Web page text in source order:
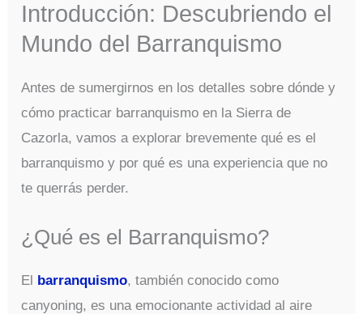
Introducción: Descubriendo el
Mundo del Barranquismo
Antes de sumergirnos en los detalles sobre dónde y
cómo practicar barranquismo en la Sierra de
Cazorla, vamos a explorar brevemente qué es el
barranquismo y por qué es una experiencia que no
te querrás perder.
¿Qué es el Barranquismo?
El barranquismo, también conocido como
canyoning, es una emocionante actividad al aire